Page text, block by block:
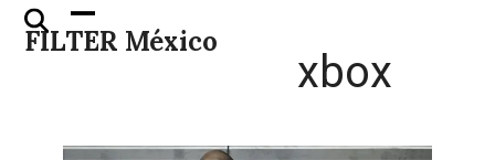
Skip
FILTER México
Open
mobile
Close
mobile
xbox